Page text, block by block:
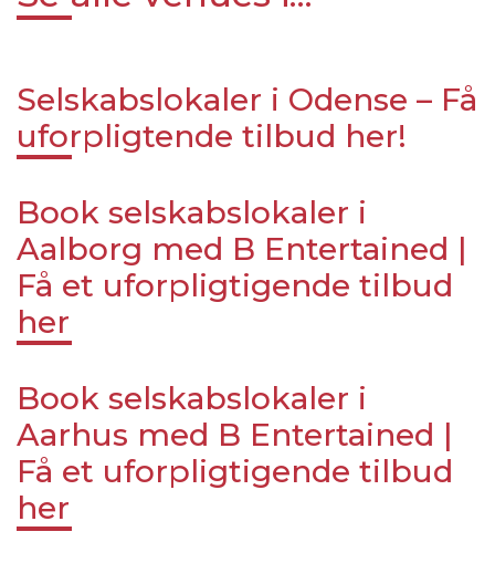
Selskabslokaler i Odense – Få
uforpligtende tilbud her!
Book selskabslokaler i
Aalborg med B Entertained |
Få et uforpligtigende tilbud
her
Book selskabslokaler i
Aarhus med B Entertained |
Få et uforpligtigende tilbud
her